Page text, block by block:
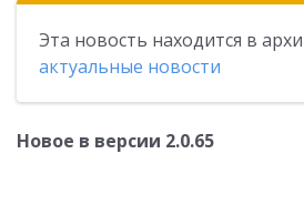
Эта новость находится в
актуальные новости
Новое в версии 2.0.65